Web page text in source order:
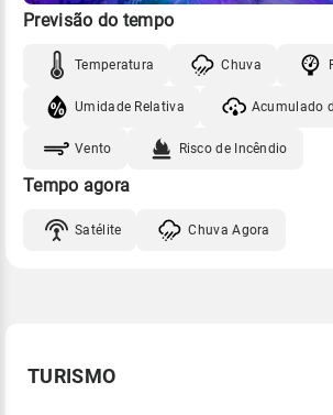
Previsão do tempo
Temperatura Chuva
Umidade Relativa Acumulado
Vento Risco de Incêndio
Tempo agora
Satélite Chuva Agora
TURISMO